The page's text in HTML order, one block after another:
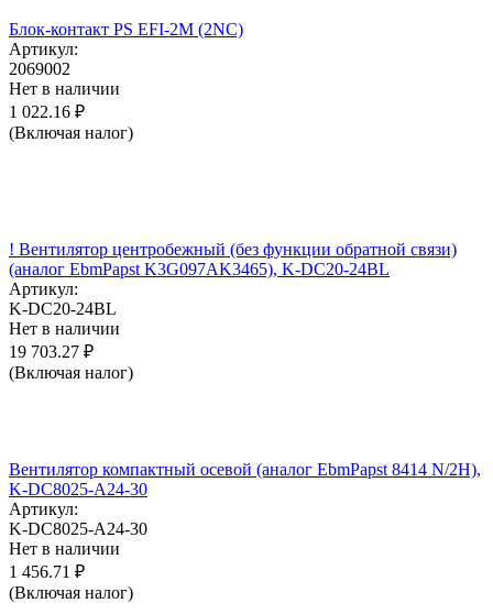
Блок-контакт PS EFI-2M (2NC)
Артикул:
2069002
Нет в наличии
1 022.16 ₽
(Включая налог)
! Вентилятор центробежный (без функции обратной связи)
(аналог EbmPapst K3G097AK3465), K-DC20-24BL
Артикул:
K-DC20-24BL
Нет в наличии
19 703.27 ₽
(Включая налог)
Вентилятор компактный осевой (аналог EbmPapst 8414 N/2H),
K-DC8025-A24-30
Артикул:
K-DC8025-A24-30
Нет в наличии
1 456.71 ₽
(Включая налог)